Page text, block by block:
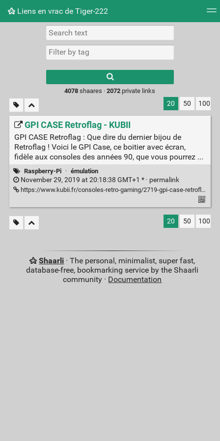
Liens en vrac de Tiger-222
Picture wall
results.
4078 shaares ·2072 private links
20 50 100
GPI CASE Retroflag - KUBII
GPI CASE Retroflag : Que dire du dernier bijou de
Retroflag ! Voici le GPI Case, ce boitier avec écran,
fidèle aux consoles des années 90, que vous pourrez ...
Raspberry-Pi · émulation
November 29, 2019 at 20:18:38 GMT+1 * · permalink
https://www.kubii.fr/consoles-retro-gaming/2719-gpi-case-retroflag-kubii-3272496299276.html
20 50 100
Shaarli · The personal, minimalist, super fast,
database-free, bookmarking service by the Shaarli
community · Documentation